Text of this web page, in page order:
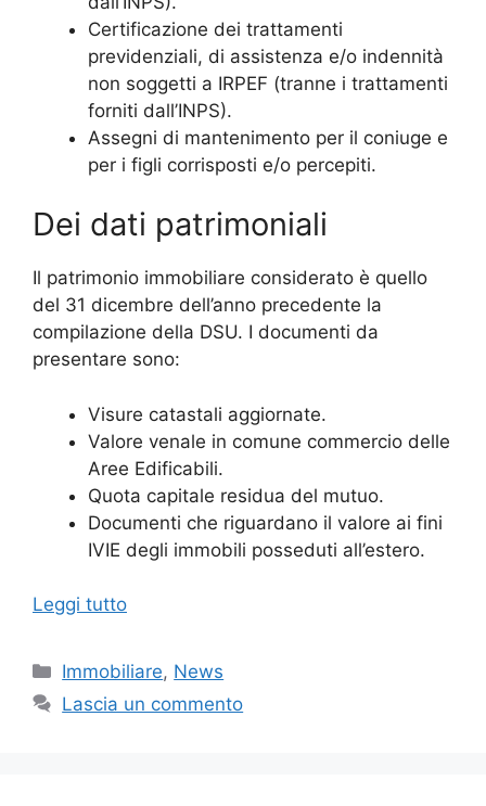
Certificazione dei trattamenti
previdenziali, di assistenza e/o indennità
non soggetti a IRPEF (tranne i trattamenti
forniti dall’INPS).
Assegni di mantenimento per il coniuge e
per i figli corrisposti e/o percepiti.
Dei dati patrimoniali
Il patrimonio immobiliare considerato è quello
del 31 dicembre dell’anno precedente la
compilazione della DSU. I documenti da
presentare sono:
Visure catastali aggiornate.
Valore venale in comune commercio delle
Aree Edificabili.
Quota capitale residua del mutuo.
Documenti che riguardano il valore ai fini
IVIE degli immobili posseduti all’estero.
Leggi tutto
Categorie
Immobiliare, News
Lascia un commento